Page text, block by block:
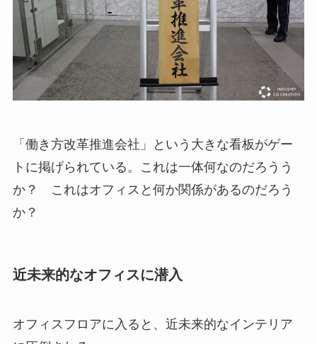
「働き方改革推進会社」という大きな看板がゲー
トに掲げられている。これは一体何なのだろうう
か？ これはオフィスと何か関係があるのだろう
か？
近未来的なオフィスに潜入
オフィスフロアに入ると、近未来的なインテリア